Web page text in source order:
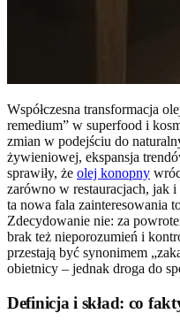
Współczesna transformacja
remedium” w superfood i
zmian w podejściu do
żywieniowej, ekspansja
sprawiły, że olej konopny
zarówno w restauracjach, jak
ta nowa fala zainteresowania
Zdecydowanie nie: za
brak też nieporozumień i
przestają być synonimem
obietnicy – jednak droga do
Definicja i skład: co